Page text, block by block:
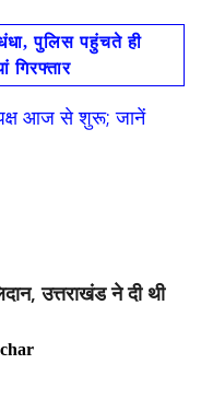
पुलिस पहुंचते ही
गिरफ्तार
पक्ष आज से शुरू; जानें
उत्तराखंड ने दी थी